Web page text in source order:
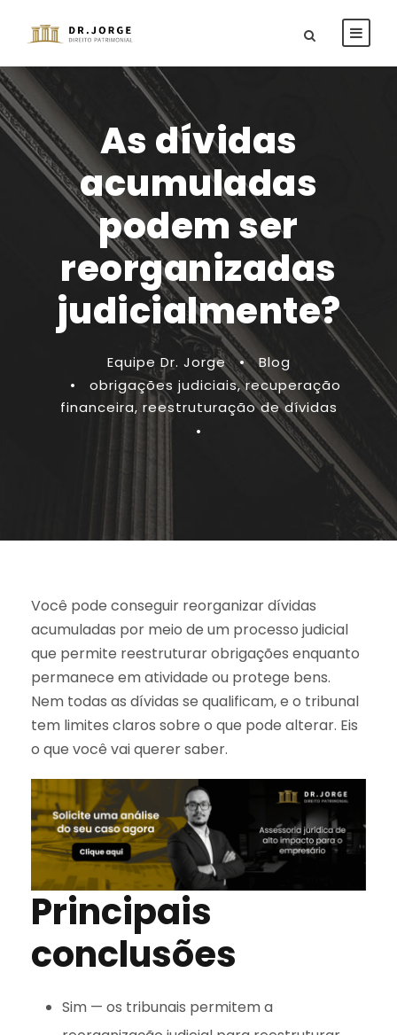
As dívidas
acumuladas
podem ser
reorganizadas
judicialmente?
Equipe Dr. Jorge •
Blog
•
obrigações judiciais, recuperação
financeira, reestruturação de dívidas
•
Você pode conseguir reorganizar dívidas
acumuladas por meio de um processo judicial
que permite reestruturar obrigações enquanto
permanece em atividade ou protege bens.
Nem todas as dívidas se qualificam, e o tribunal
tem limites claros sobre o que pode alterar. Eis
o que você vai querer saber.
Principais
conclusões
Sim — os tribunais permitem a